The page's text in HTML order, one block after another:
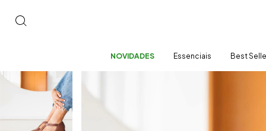
NOVIDADES Essenciais Best